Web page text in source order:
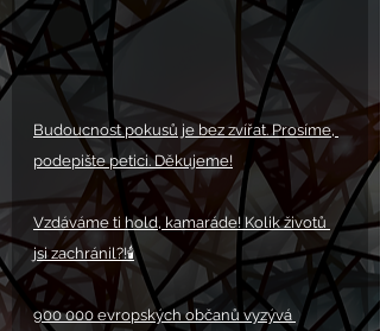
Budoucnost pokusů je bez zvířat. Prosíme,
podepište petici. Děkujeme!
Vzdáváme ti hold, kamaráde! Kolik životů
jsi zachránil?!🕯️
900 000 evropských občanů vyzývá